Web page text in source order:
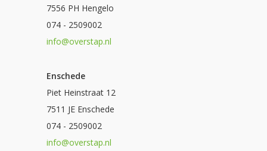
7556 PH Hengelo
074 - 2509002
info@overstap.nl
Enschede
Piet Heinstraat 12
7511 JE Enschede
074 - 2509002
info@overstap.nl